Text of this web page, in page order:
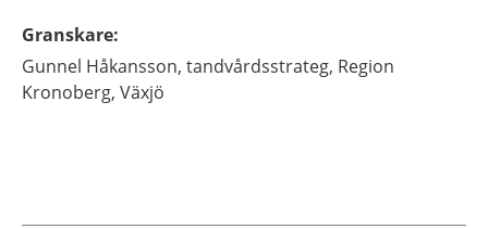
Granskare:
Gunnel Håkansson, tandvårdsstrateg, Region
Kronoberg, Växjö